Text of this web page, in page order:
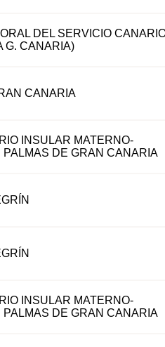
DEL SERVICIO
G. CANARIA)
CANARIA
INSULAR MATERNO-
PALMAS DE GRAN CANARIA
INSULAR MATERNO-
PALMAS DE GRAN CANARIA